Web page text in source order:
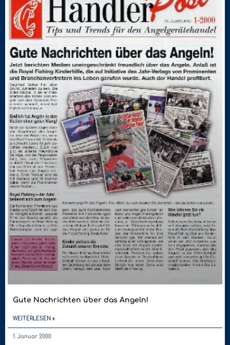
Gute Nachrichten über das Angeln!
WEITERLESEN »
1. Januar 2000